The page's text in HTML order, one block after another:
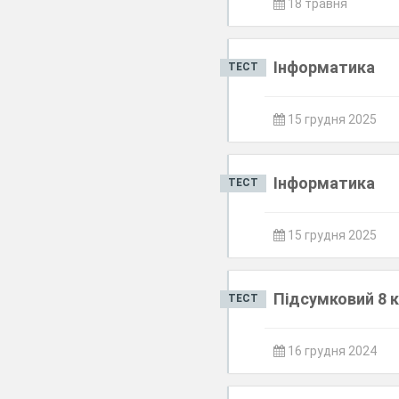
18 травня
ТЕСТ Інформатика
15 грудня 2025
ТЕСТ Інформатика
15 грудня 2025
ТЕСТ Підсумковий 8
16 грудня 2024